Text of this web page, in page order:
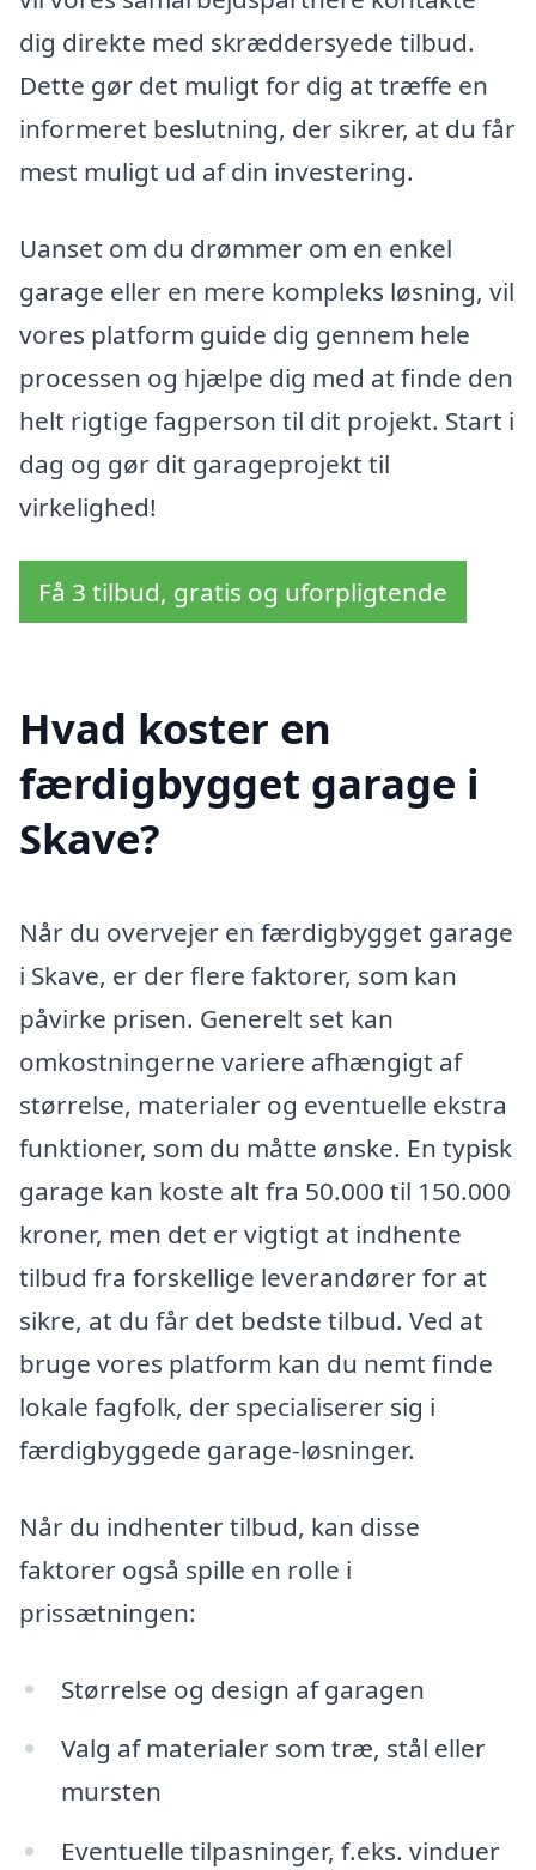
dig direkte med skræddersyede tilbud.
Dette gør det muligt for dig at træffe en
informeret beslutning, der sikrer, at du får
mest muligt ud af din investering.
Uanset om du drømmer om en enkel
garage eller en mere kompleks løsning, vil
vores platform guide dig gennem hele
processen og hjælpe dig med at finde den
helt rigtige fagperson til dit projekt. Start i
dag og gør dit garageprojekt til
virkelighed!
Få 3 tilbud, gratis og uforpligtende
Hvad koster en
færdigbygget garage i
Skave?
Når du overvejer en færdigbygget garage
i Skave, er der flere faktorer, som kan
påvirke prisen. Generelt set kan
omkostningerne variere afhængigt af
størrelse, materialer og eventuelle ekstra
funktioner, som du måtte ønske. En typisk
garage kan koste alt fra 50.000 til 150.000
kroner, men det er vigtigt at indhente
tilbud fra forskellige leverandører for at
sikre, at du får det bedste tilbud. Ved at
bruge vores platform kan du nemt finde
lokale fagfolk, der specialiserer sig i
færdigbyggede garage-løsninger.
Når du indhenter tilbud, kan disse
faktorer også spille en rolle i
prissætningen:
Størrelse og design af garagen
Valg af materialer som træ, stål eller
mursten
Eventuelle tilpasninger, f.eks. vinduer